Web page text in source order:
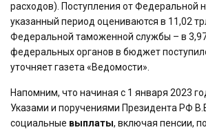
расходов). Поступления от Федеральной
указанный период оцениваются в 11,02
Федеральной таможенной службы – в 3,97
федеральных органов в бюджет
уточняет газета «Ведомости».
Напомним, что начиная с 1 января 2023
Указами и поручениями Президента РФ
социальные выплаты, включая пенсии,